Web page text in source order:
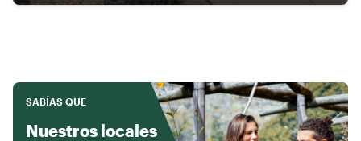
SABÍAS QUE
Nuestros locales